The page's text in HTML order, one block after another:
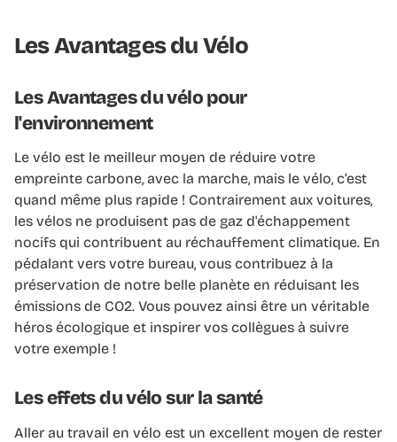
Les Avantages du Vélo
Les Avantages du vélo pour
l'environnement
Le vélo est le meilleur moyen de réduire votre
empreinte carbone, avec la marche, mais le vélo, c’est
quand même plus rapide ! Contrairement aux voitures,
les vélos ne produisent pas de gaz d'échappement
nocifs qui contribuent au réchauffement climatique. En
pédalant vers votre bureau, vous contribuez à la
préservation de notre belle planète en réduisant les
émissions de CO2. Vous pouvez ainsi être un véritable
héros écologique et inspirer vos collègues à suivre
votre exemple !
Les effets du vélo sur la santé
Aller au travail en vélo est un excellent moyen de rester